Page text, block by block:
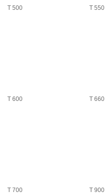
T 500 T 550
T 600 T 660
T 700 T 900